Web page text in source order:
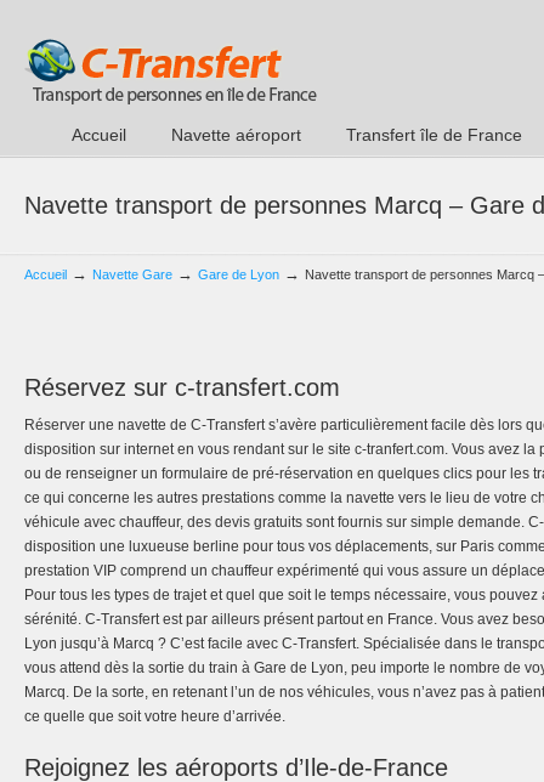
Accueil Navette aéroport Transfert île de France
Navette transport de personnes Marcq – Gare
Accueil → Navette Gare → Gare de Lyon → Navette transport de personnes Marcq
Réservez sur c-transfert.com
Réserver une navette de C-Transfert s’avère particulièrement facile dès lors
disposition sur internet en vous rendant sur le site c-tranfert.com. Vous avez
ou de renseigner un formulaire de pré-réservation en quelques clics pour les
ce qui concerne les autres prestations comme la navette vers le lieu de votre
véhicule avec chauffeur, des devis gratuits sont fournis sur simple demande.
disposition une luxueuse berline pour tous vos déplacements, sur Paris
prestation VIP comprend un chauffeur expérimenté qui vous assure un
Pour tous les types de trajet et quel que soit le temps nécessaire, vous
sérénité. C-Transfert est par ailleurs présent partout en France. Vous avez
Lyon jusqu’à Marcq ? C’est facile avec C-Transfert. Spécialisée dans le
vous attend dès la sortie du train à Gare de Lyon, peu importe le nombre de
Marcq. De la sorte, en retenant l’un de nos véhicules, vous n’avez pas à
ce quelle que soit votre heure d’arrivée.
Rejoignez les aéroports d’Ile-de-France